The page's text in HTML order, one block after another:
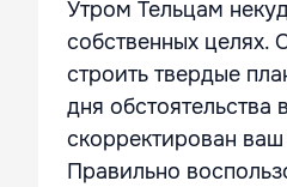
Утром Тельцам
собственных целях.
строить твердые
дня
скорректирован
Правильно